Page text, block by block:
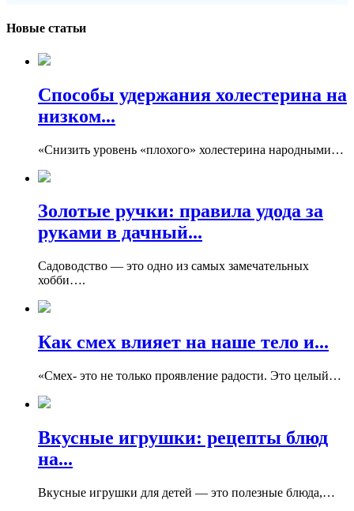
Новые статьи
Способы удержания холестерина на
низком...
«Снизить уровень «плохого» холестерина народными…
Золотые ручки: правила удода за
руками в дачный...
Садоводство — это одно из самых замечательных
хобби….
Как смех влияет на наше тело и...
«Смех- это не только проявление радости. Это целый…
Вкусные игрушки: рецепты блюд
на...
Вкусные игрушки для детей — это полезные блюда,…